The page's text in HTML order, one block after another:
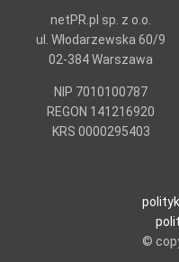
netPR.pl sp. z o.o.
ul. Włodarzewska 60/9
02-384 Warszawa
NIP 7010100787
REGON 141216920
KRS 0000295403
©